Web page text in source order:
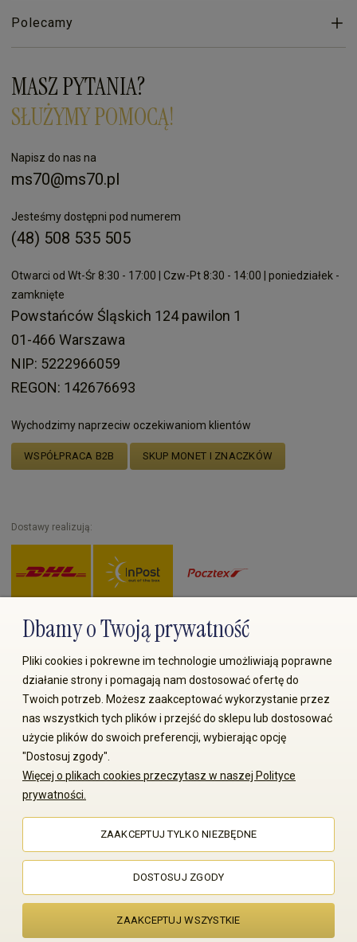
Polecamy
MASZ PYTANIA?
SŁUŻYMY POMOCĄ!
Napisz do nas na
ms70@ms70.pl
Jesteśmy dostępni pod numerem
(48) 508 535 505
Otwarci od Wt-Śr 8:30 - 17:00 | Czw-Pt 8:30 - 14:00 | poniedziałek -
zamknięte
Powstańców Śląskich 124 pawilon 1
01-466 Warszawa
NIP: 5222966059
REGON: 142676693
Wychodzimy naprzeciw oczekiwaniom klientów
WSPÓŁPRACA B2B SKUP MONET I ZNACZKÓW
Dostawy realizują:
Zapłać przez:
© 2008-2026 MS70.pl / Ms70 Sp. z o.o. Wszelkie prawa
zastrzeżone. Kopiowanie treści i zdjęć bez zgody właściciela
Sklep internetowy Shoper Premium
Dbamy o Twoją prywatność
Pliki cookies i pokrewne im technologie umożliwiają poprawne
działanie strony i pomagają nam dostosować ofertę do
Twoich potrzeb. Możesz zaakceptować wykorzystanie przez
nas wszystkich tych plików i przejść do sklepu lub dostosować
użycie plików do swoich preferencji, wybierając opcję
"Dostosuj zgody".
Więcej o plikach cookies przeczytasz w naszej Polityce
prywatności.
ZAAKCEPTUJ TYLKO NIEZBĘDNE
DOSTOSUJ ZGODY
ZAAKCEPTUJ WSZYSTKIE